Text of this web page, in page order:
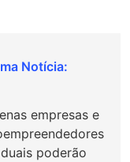
empresas e
poderão